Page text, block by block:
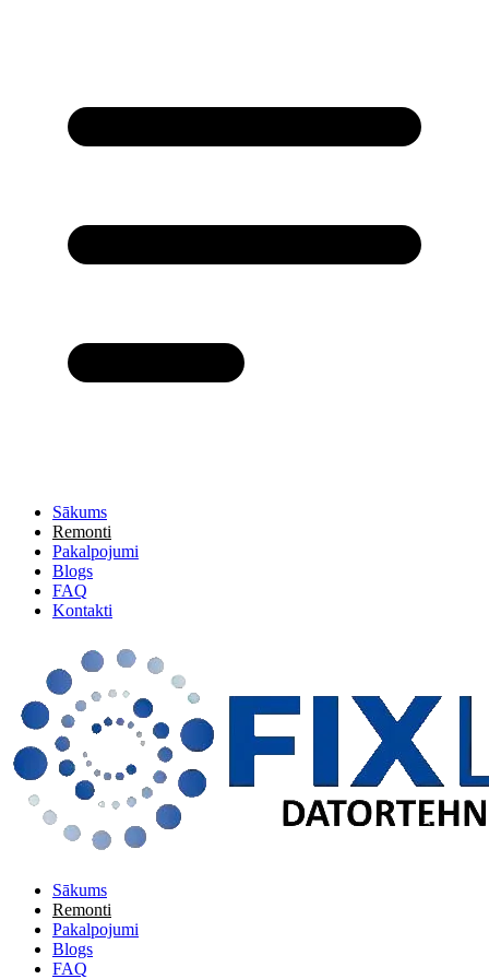
Sākums
Remonti
Pakalpojumi
Blogs
FAQ
Kontakti
Sākums
Remonti
Pakalpojumi
Blogs
FAQ